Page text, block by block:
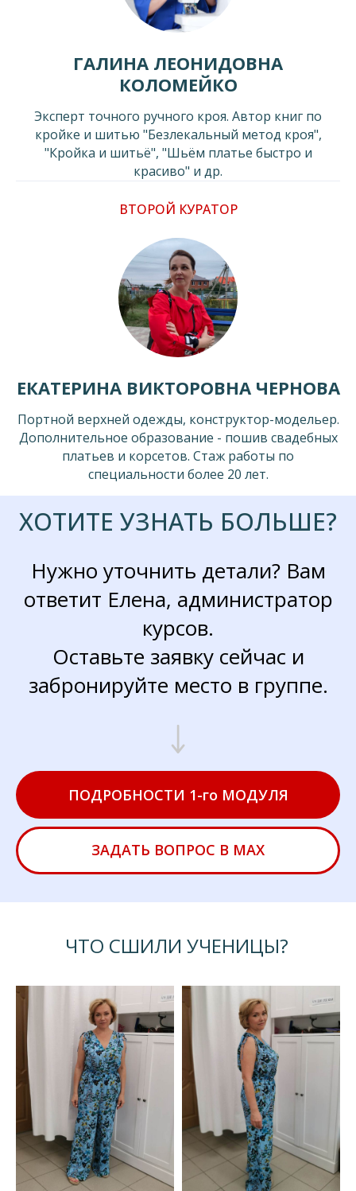
ГАЛИНА ЛЕОНИДОВНА
КОЛОМЕЙКО
Эксперт точного ручного кроя. Автор книг по
кройке и шитью "Безлекальный метод кроя",
"Кройка и шитьё", "Шьём платье быстро и
красиво" и др.
ВТОРОЙ КУРАТОР
ЕКАТЕРИНА ВИКТОРОВНА ЧЕРНОВА
Портной верхней одежды, конструктор-модельер.
Дополнительное образование - пошив свадебных
платьев и корсетов. Стаж работы по
специальности более 20 лет.
ХОТИТЕ УЗНАТЬ БОЛЬШЕ?
Нужно уточнить детали? Вам
ответит Елена, администратор
курсов.
Оставьте заявку сейчас и
забронируйте место в группе.
ПОДРОБНОСТИ 1-го МОДУЛЯ
ЗАДАТЬ ВОПРОС В МАХ
ЧТО СШИЛИ УЧЕНИЦЫ?